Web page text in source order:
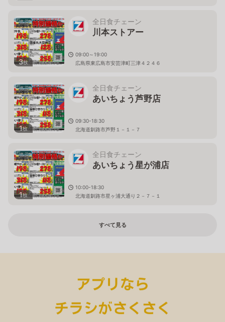
3枚
全日食チェーン
川本ストアー
09:00～19:00
広島県東広島市安芸津町三津４２４６
1枚
全日食チェーン
あいちょう芦野店
09:30-18:30
北海道釧路市芦野１－１－７
1枚
全日食チェーン
あいちょう星が浦店
10:00-18:30
北海道釧路市星ヶ浦大通り２－７－１
すべて見る